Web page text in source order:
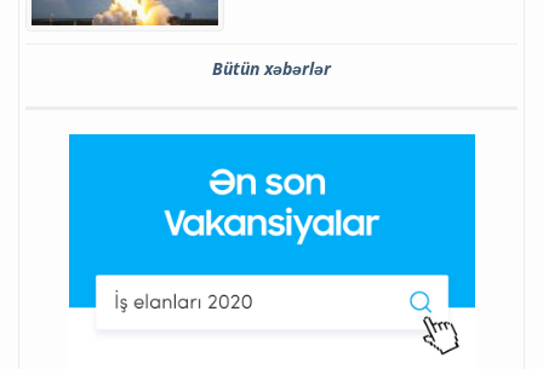
Bütün xəbərlər